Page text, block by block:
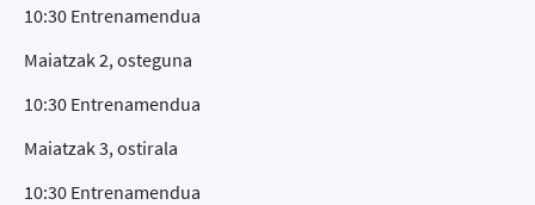
10:30 Entrenamendua
Maiatzak 2, osteguna
10:30 Entrenamendua
Maiatzak 3, ostirala
10:30 Entrenamendua